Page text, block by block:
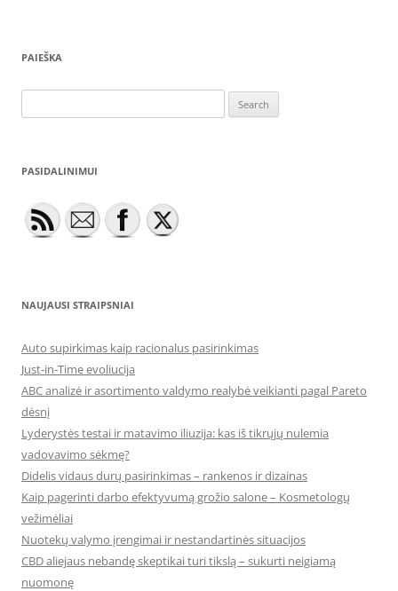
PAIEŠKA
for:
PASIDALINIMUI
NAUJAUSI STRAIPSNIAI
Auto supirkimas kaip racionalus pasirinkimas
Just-in-Time evoliucija
ABC analizė ir asortimento valdymo realybė veikianti pagal Pareto
dėsnį
Lyderystės testai ir matavimo iliuzija: kas iš tikrųjų nulemia
vadovavimo sėkmę?
Didelis vidaus durų pasirinkimas – rankenos ir dizainas
Kaip pagerinti darbo efektyvumą grožio salone – Kosmetologų
vežimėliai
Nuotekų valymo įrengimai ir nestandartinės situacijos
CBD aliejaus nebandę skeptikai turi tikslą – sukurti neigiamą
nuomonę